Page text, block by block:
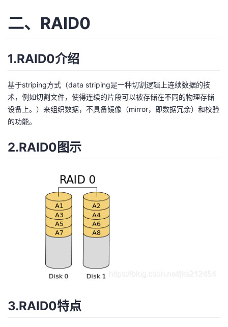
学
的
课
程
我
的
认
我
的
我
持
的
技
术
我
的
云
二、RAID0
1.RAID0介绍
基于striping方式（data striping是一种切割逻辑上连续数据的技
术，例如切割文件，使得连续的片段可以被存储在不同的物理存储
设备上。）来组织数据，不具备镜像（mirror，即数据冗余）和校验
的功能。
2.RAID0图示
3.RAID0特点